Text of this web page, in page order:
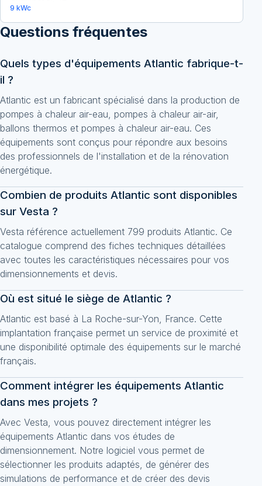
9 kWc
Questions fréquentes
Quels types d'équipements Atlantic fabrique-t-
il ?
Atlantic est un fabricant spécialisé dans la production de
pompes à chaleur air-eau, pompes à chaleur air-air,
ballons thermos et pompes à chaleur air-eau. Ces
équipements sont conçus pour répondre aux besoins
des professionnels de l'installation et de la rénovation
énergétique.
Combien de produits Atlantic sont disponibles
sur Vesta ?
Vesta référence actuellement 799 produits Atlantic. Ce
catalogue comprend des fiches techniques détaillées
avec toutes les caractéristiques nécessaires pour vos
dimensionnements et devis.
Où est situé le siège de Atlantic ?
Atlantic est basé à La Roche-sur-Yon, France. Cette
implantation française permet un service de proximité et
une disponibilité optimale des équipements sur le marché
français.
Comment intégrer les équipements Atlantic
dans mes projets ?
Avec Vesta, vous pouvez directement intégrer les
équipements Atlantic dans vos études de
dimensionnement. Notre logiciel vous permet de
sélectionner les produits adaptés, de générer des
simulations de performance et de créer des devis